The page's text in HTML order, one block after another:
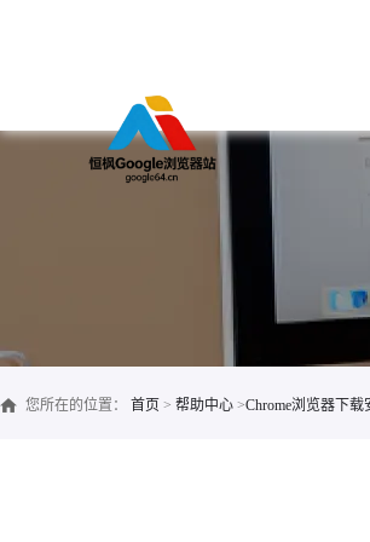
您所在的位置： 首页 > 帮助中心 >Chrome浏览器下